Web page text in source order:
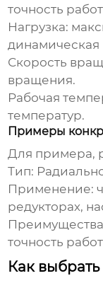
точность
Нагрузка:
динамическая
Скорость
вращения.
Рабочая
температур.
Примеры
Для примера,
Тип:
Применение:
редукторах,
точность
Как